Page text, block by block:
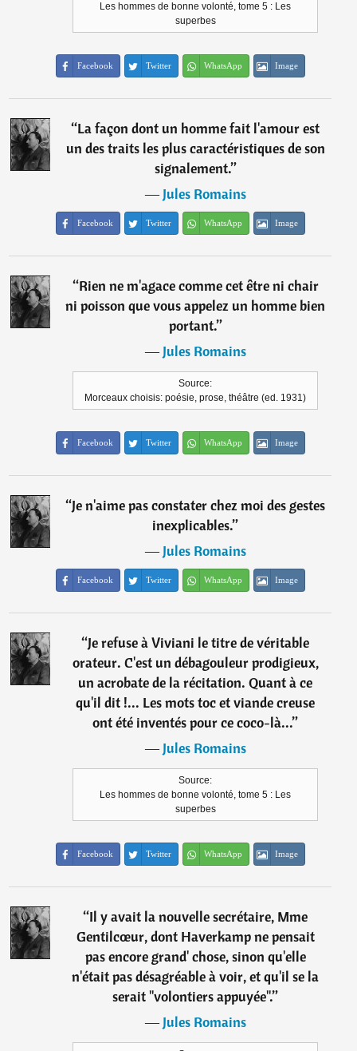
Les hommes de bonne volonté, tome 5 : Les
superbes
Facebook Twitter WhatsApp Image
“La façon dont un homme fait l'amour est
un des traits les plus caractéristiques de son
signalement.”
―Jules Romains
Facebook Twitter WhatsApp Image
“Rien ne m'agace comme cet être ni chair
ni poisson que vous appelez un homme bien
portant.”
―Jules Romains
Source:
Morceaux choisis: poésie, prose, théâtre (ed. 1931)
Facebook Twitter WhatsApp Image
“Je n'aime pas constater chez moi des gestes
inexplicables.”
―Jules Romains
Facebook Twitter WhatsApp Image
“Je refuse à Viviani le titre de véritable
orateur. C'est un débagouleur prodigieux,
un acrobate de la récitation. Quant à ce
qu'il dit !... Les mots toc et viande creuse
ont été inventés pour ce coco-là...”
―Jules Romains
Source:
Les hommes de bonne volonté, tome 5 : Les
superbes
Facebook Twitter WhatsApp Image
“Il y avait la nouvelle secrétaire, Mme
Gentilcœur, dont Haverkamp ne pensait
pas encore grand' chose, sinon qu'elle
n'était pas désagréable à voir, et qu'il se la
serait "volontiers appuyée".”
―Jules Romains